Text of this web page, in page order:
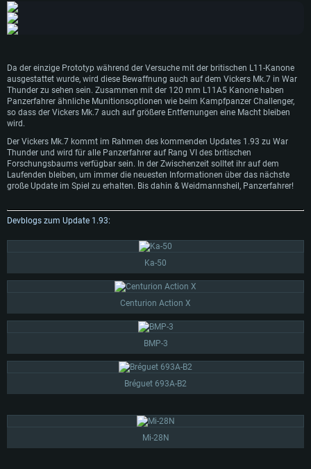
Da der einzige Prototyp während der Versuche mit der britischen L11-Kanone
ausgestattet wurde, wird diese Bewaffnung auch auf dem Vickers Mk.7 in War
Thunder zu sehen sein. Zusammen mit der 120 mm L11A5 Kanone haben
Panzerfahrer ähnliche Munitionsoptionen wie beim Kampfpanzer Challenger,
so dass der Vickers Mk.7 auch auf größere Entfernungen eine Macht bleiben
wird.
Der Vickers Mk.7 kommt im Rahmen des kommenden Updates 1.93 zu War
Thunder und wird für alle Panzerfahrer auf Rang VI des britischen
Forschungsbaums verfügbar sein. In der Zwischenzeit solltet ihr auf dem
Laufenden bleiben, um immer die neuesten Informationen über das nächste
große Update im Spiel zu erhalten. Bis dahin & Weidmannsheil, Panzerfahrer!
Devblogs zum Update 1.93:
Ka-50
Centurion Action X
BMP-3
Bréguet 693A-B2
Mi-28N